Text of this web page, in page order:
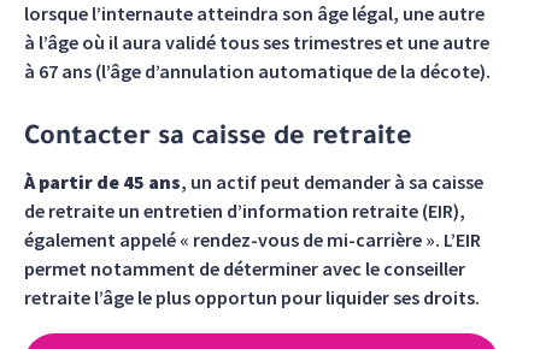
lorsque l’internaute atteindra son âge légal, une autre
à l’âge où il aura validé tous ses trimestres et une autre
à 67 ans (l’âge d’annulation automatique de la décote).
Contacter sa caisse de retraite
À partir de 45 ans, un actif peut demander à sa caisse
de retraite un entretien d’information retraite (EIR),
également appelé « rendez-vous de mi-carrière ». L’EIR
permet notamment de déterminer avec le conseiller
retraite l’âge le plus opportun pour liquider ses droits.